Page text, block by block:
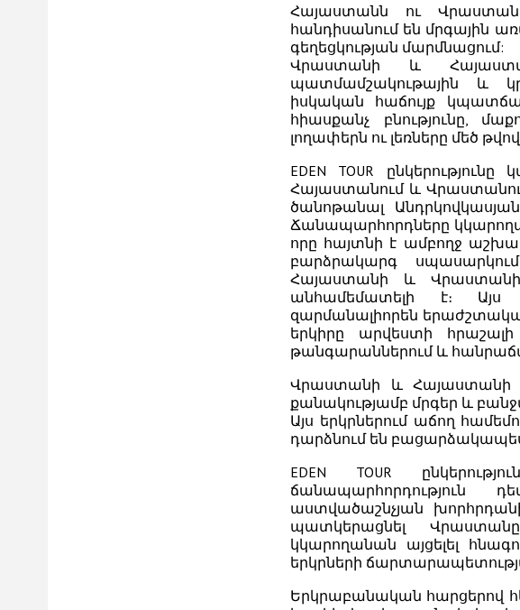
Հայաստանն ու
հանդիսանում են մրգային
գեղեցկության մարմնացում:
Վրաստանի և
պատմամշակութային և
իսկական հաճույք
հիասքանչ բնությունը,
լողափերն ու լեռները մեծ
EDEN TOUR
Հայաստանում և
ծանոթանալ
Ճանապարհորդները
որը հայտնի է ամբողջ
բարձրակարգ
Հայաստանի և Վրաստանի
անհամեմատելի է։ Այս
զարմանալիորեն
երկիրը արվեստի
թանգարաններում և
Վրաստանի և Հայաստանի
քանակությամբ մրգեր և
Այս երկրներում աճող
դարձնում են
EDEN TOUR
ճանապարհորդություն
աստվածաշնչյան
պատկերացնել
կկարողանան այցելել
երկրների
Երկրաբանական հարցերով